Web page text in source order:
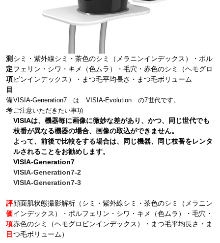
測
定
項
目
シミ・紫外線シミ・茶色のシミ（メラニンインデックス）・ポル
フェリン・シワ・キメ（色ムラ）・毛穴・赤色のシミ（ヘモグロ
ビンインデックス）・まつ毛平均長さ・まつ毛ボリューム
備
考
VISIA-Generation7 は VISIA-Evolution の7世代です。
ご注意いただきたい事項
VISIAは、機器毎に画像に微妙な差があり、かつ、同じ世代でも
枝番が異なる機器の場合、画像の取込ができません。
よって、前後で比較をする場合は、同じ機器、同じ枝番をレンタ
ルされることをお勧めします。
VISIA-Generation7
VISIA-Generation7-2
VISIA-Generation7-3
評
価
項
目
顔面肌状態撮影解析（シミ・紫外線シミ・茶色のシミ（メラニン
インデックス）・ポルフェリン・シワ・キメ（色ムラ）・毛穴・
赤色のシミ（ヘモグロビンインデックス）・まつ毛平均長さ・ま
つ毛ボリューム）